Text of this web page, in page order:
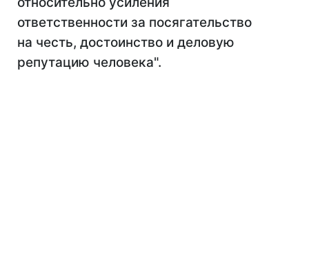
ответственности за посягательство
на честь, достоинство и деловую
репутацию человека".